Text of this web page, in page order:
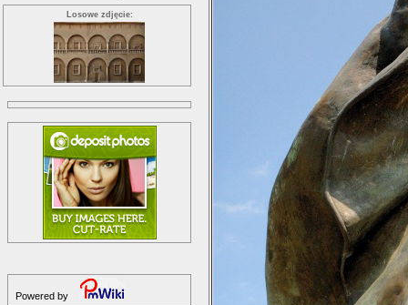
Losowe zdjęcie:
Powered by